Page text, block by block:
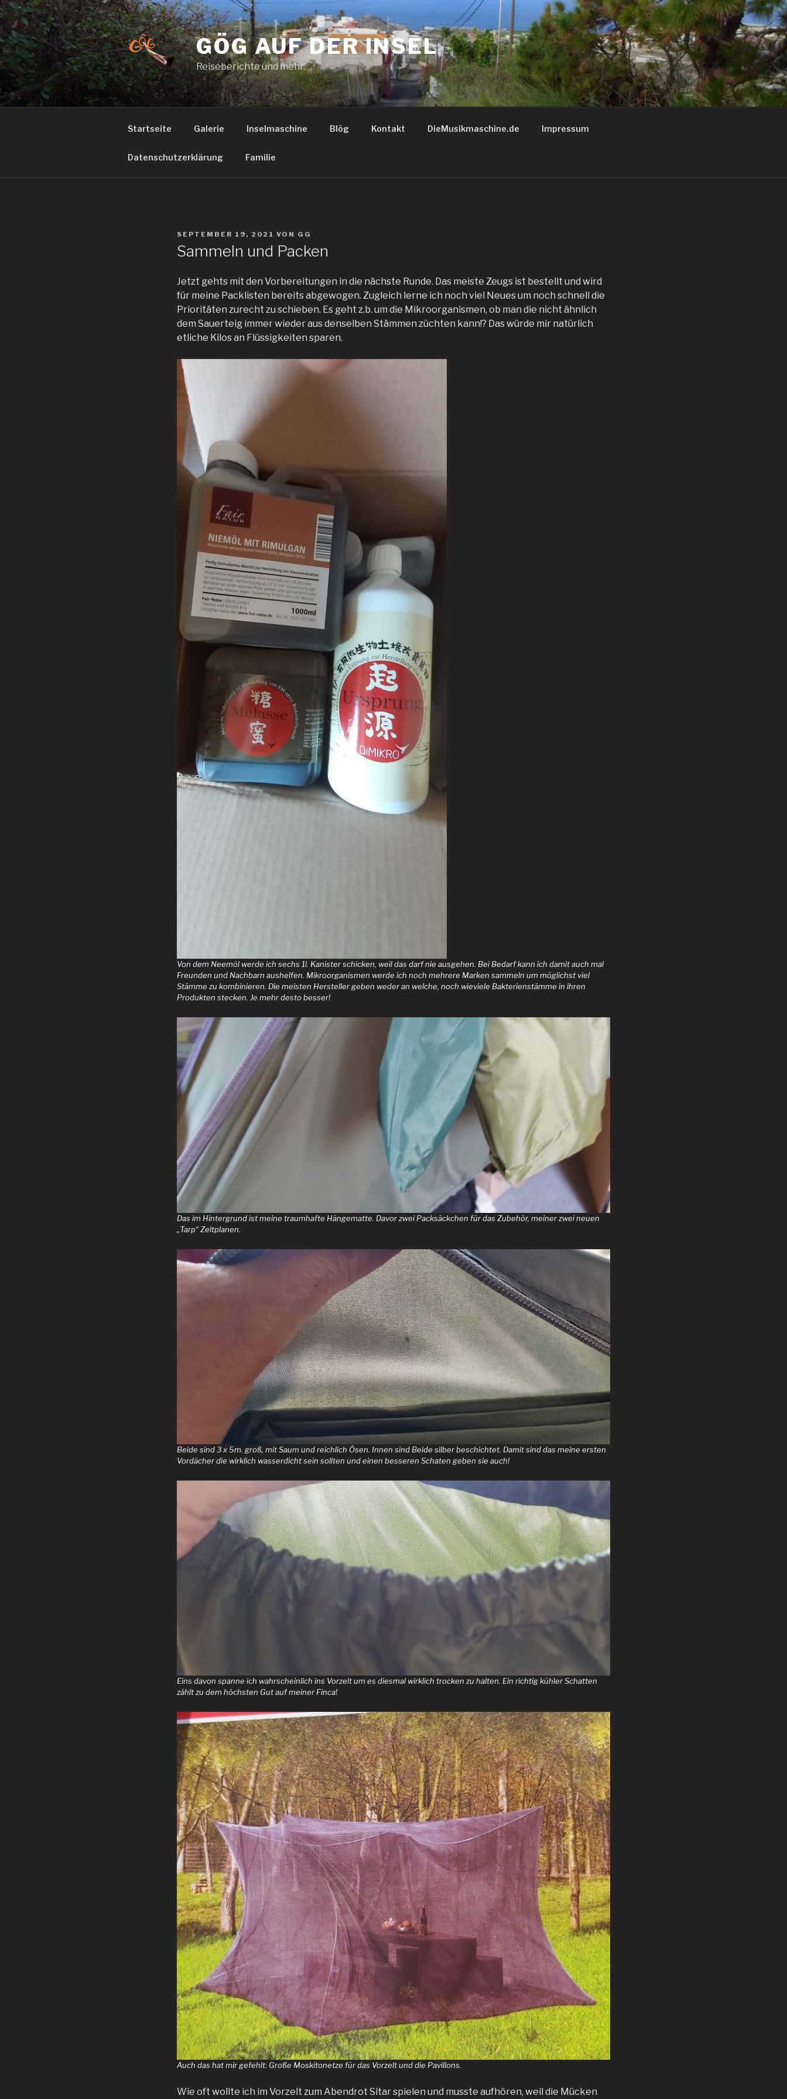
Zum
Inhalt
springen
GÖG AUF DER INSEL
Reiseberichte und mehr.
Startseite Galerie Inselmaschine Blög Kontakt DieMusikmaschine.de Impressum
Datenschutzerklärung Familie
VERÖFFENTLICHT
SEPTEMBER 19, 2021 VON GG
Sammeln und Packen
Jetzt gehts mit den Vorbereitungen in die nächste Runde. Das meiste Zeugs ist bestellt und wird
für meine Packlisten bereits abgewogen. Zugleich lerne ich noch viel Neues um noch schnell die
Prioritäten zurecht zu schieben. Es geht z.b. um die Mikroorganismen, ob man die nicht ähnlich
dem Sauerteig immer wieder aus denselben Stämmen züchten kann!? Das würde mir natürlich
etliche Kilos an Flüssigkeiten sparen.
Von dem Neemöl werde ich sechs 1l. Kanister schicken, weil das darf nie ausgehen. Bei Bedarf kann ich damit auch mal
Freunden und Nachbarn aushelfen. Mikroorganismen werde ich noch mehrere Marken sammeln um möglichst viel
Stämme zu kombinieren. Die meisten Hersteller geben weder an welche, noch wieviele Bakterienstämme in ihren
Produkten stecken. Je mehr desto besser!
Das im Hintergrund ist meine traumhafte Hängematte. Davor zwei Packsäckchen für das Zubehör, meiner zwei neuen
„Tarp“ Zeltplanen.
Beide sind 3 x 5m. groß, mit Saum und reichlich Ösen. Innen sind Beide silber beschichtet. Damit sind das meine ersten
Vordächer die wirklich wasserdicht sein sollten und einen besseren Schaten geben sie auch!
Eins davon spanne ich wahrscheinlich ins Vorzelt um es diesmal wirklich trocken zu halten. Ein richtig kühler Schatten
zählt zu dem höchsten Gut auf meiner Finca!
Auch das hat mir gefehlt: Große Moskitonetze für das Vorzelt und die Pavillons.
Wie oft wollte ich im Vorzelt zum Abendrot Sitar spielen und musste aufhören, weil die Mücken